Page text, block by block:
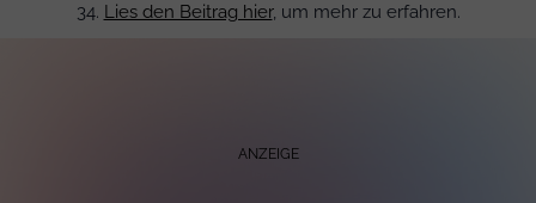
34. Lies den Beitrag hier, um mehr zu erfahren.